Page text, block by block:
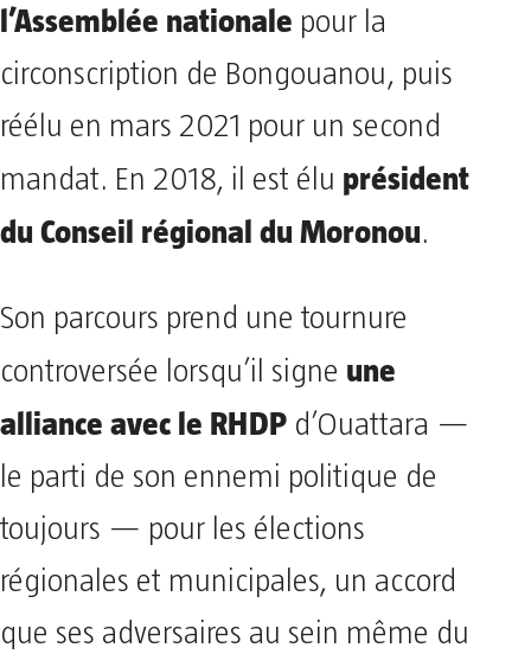
l’Assemblée nationale pour la
circonscription de Bongouanou, puis
réélu en mars 2021 pour un second
mandat. En 2018, il est élu président
du Conseil régional du Moronou.
Son parcours prend une tournure
controversée lorsqu’il signe une
alliance avec le RHDP d’Ouattara —
le parti de son ennemi politique de
toujours — pour les élections
régionales et municipales, un accord
que ses adversaires au sein même du